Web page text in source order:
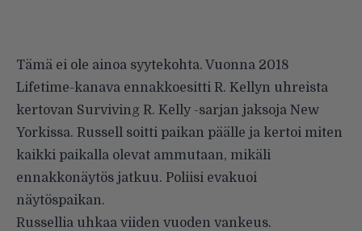
Tämä ei ole ainoa syytekohta. Vuonna 2018
Lifetime-kanava ennakkoesitti R. Kellyn uhreista
kertovan Surviving R. Kelly -sarjan jaksoja New
Yorkissa. Russell soitti paikan päälle ja kertoi miten
kaikki paikalla olevat ammutaan, mikäli
ennakkonäytös jatkuu. Poliisi evakuoi
näytöspaikan.
Russellia uhkaa viiden vuoden vankeus.